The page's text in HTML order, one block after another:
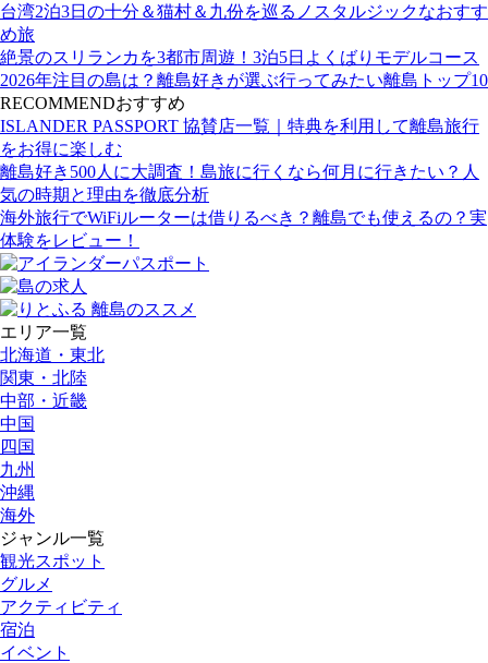
台湾2泊3日の十分＆猫村＆九份を巡るノスタルジックなおすす
め旅
絶景のスリランカを3都市周遊！3泊5日よくばりモデルコース
2026年注目の島は？離島好きが選ぶ行ってみたい離島トップ10
RECOMMENDおすすめ
ISLANDER PASSPORT 協賛店一覧｜特典を利用して離島旅行
をお得に楽しむ
離島好き500人に大調査！島旅に行くなら何月に行きたい？人
気の時期と理由を徹底分析
海外旅行でWiFiルーターは借りるべき？離島でも使えるの？実
体験をレビュー！
エリア一覧
北海道・東北
関東・北陸
中部・近畿
中国
四国
九州
沖縄
海外
ジャンル一覧
観光スポット
グルメ
アクティビティ
宿泊
イベント